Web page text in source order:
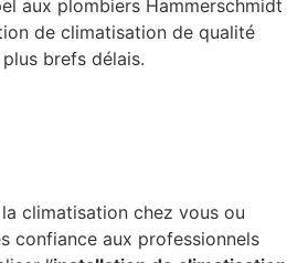
aux plombiers Hammerschmidt
de climatisation de qualité
brefs délais.
climatisation chez vous ou
confiance aux professionnels